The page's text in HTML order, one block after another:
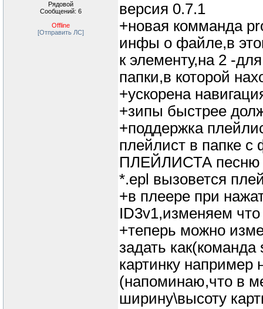
Рядовой
Сообщений: 6
Offline
[Отправить ЛС]
версия 0.7.1
+новая комманда
инфы о файле,в
к элементу,на 2 -
папки,в которой
+ускорена
+зипы быстрее
+поддержка
плейлист в папке с
ПЛЕЙЛИСТА песню
*.epl вызовется
+в плеере при
ID3v1,изменяем
+теперь можно
задать
картинку
(напоминаю,что в
ширину\высоту